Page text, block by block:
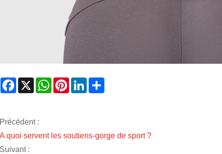
Facebook
X WhatsAppPinterestLinkedIn
Précédent :
A quoi servent les soutiens-gorge de sport ?
Suivant :